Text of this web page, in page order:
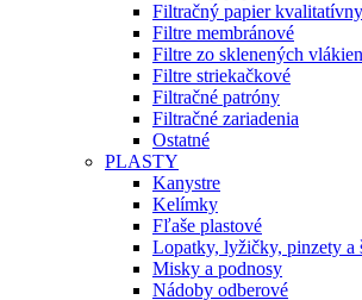
Filtračný papier kvalitatívny
Filtre membránové
Filtre zo sklenených vlákien
Filtre striekačkové
Filtračné patróny
Filtračné zariadenia
Ostatné
PLASTY
Kanystre
Kelímky
Fľaše plastové
Lopatky, lyžičky, pinzety a
Misky a podnosy
Nádoby odberové